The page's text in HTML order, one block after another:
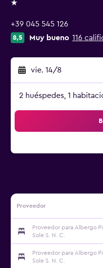
1 estrella
+39 045 545 126
8,5 Muy bueno 116
vie. 14/8
2 huéspedes, 1
Proveedor
Proveedor para Albergo
Sole S. N. C.
Proveedor para Albergo
Sole S. N. C.